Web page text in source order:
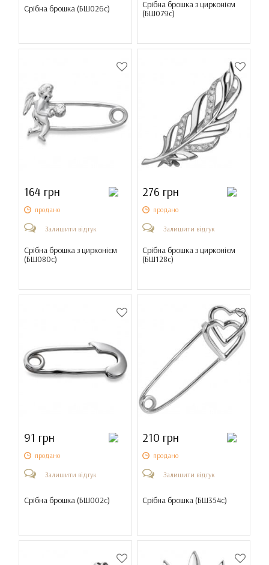
Срібна брошка (БШ026с)
Срібна брошка з цирконієм
(БШ079с)
164 грн
продано
Залишити відгук
Срібна брошка з цирконієм
(БШ080с)
276 грн
продано
Залишити відгук
Срібна брошка з цирконієм
(БШ128с)
91 грн
продано
Залишити відгук
Срібна брошка (БШ002с)
210 грн
продано
Залишити відгук
Срібна брошка (БШ354с)